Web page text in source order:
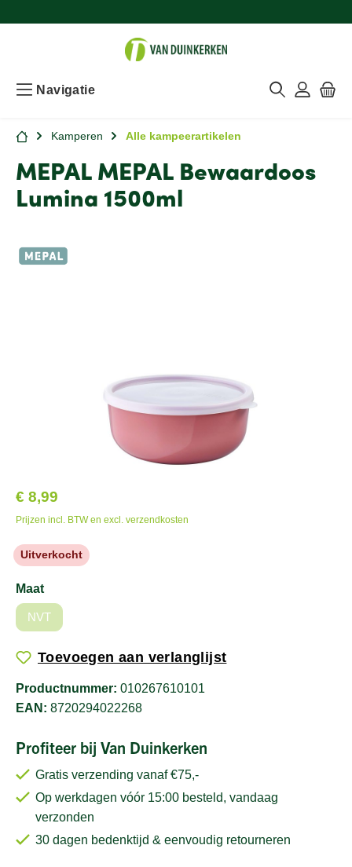
Navigatie
Kamperen Alle kampeerartikelen
MEPAL MEPAL Bewaardoos
Lumina 1500ml
€ 8,99
Prijzen incl. BTW en excl. verzendkosten
Uitverkocht
Maat
NVT
Toevoegen aan verlanglijst
Productnummer: 010267610101
EAN: 8720294022268
Profiteer bij Van Duinkerken
Gratis verzending vanaf €75,-
Op werkdagen vóór 15:00 besteld, vandaag
verzonden
30 dagen bedenktijd & eenvoudig retourneren